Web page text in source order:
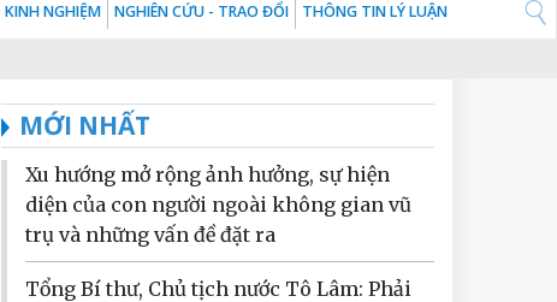
NGHIỆM NGHIÊN CỨU - TRAO ĐỔI THÔNG TIN LÝ LUẬN
MỚI NHẤT
Xu hướng mở rộng ảnh hưởng, sự hiện
diện của con người ngoài không gian vũ
trụ và những vấn đề đặt ra
Tổng Bí thư, Chủ tịch nước Tô Lâm: Phải